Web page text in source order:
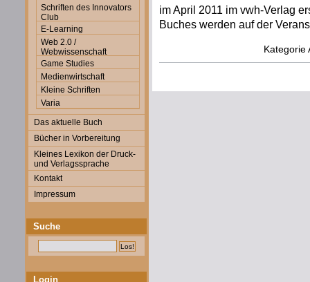
Schriften des Innovators
Club
E-Learning
Web 2.0 /
Webwissenschaft
Game Studies
Medienwirtschaft
Kleine Schriften
Varia
Das aktuelle Buch
Bücher in Vorbereitung
Kleines Lexikon der Druck-
und Verlagssprache
Kontakt
Impressum
Suche
Login
im April 2011 im vwh-Verlag
Buches werden auf der
Kategorie